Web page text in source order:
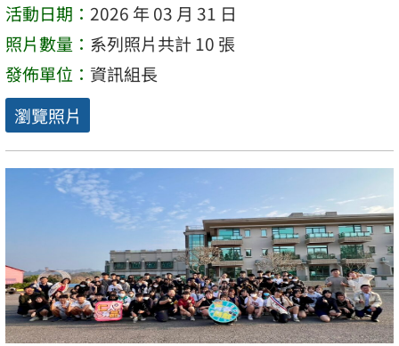
活動日期： 2026 年 03 月 31 日
照片數量： 系列照片共計 10 張
發佈單位： 資訊組長
瀏覽照片